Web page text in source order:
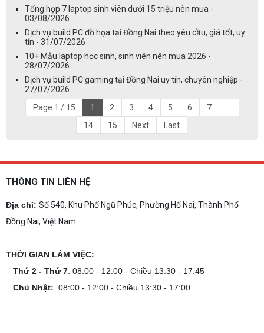
Tổng hợp 7 laptop sinh viên dưới 15 triệu nên mua -
03/08/2026
Dịch vụ build PC đồ họa tại Đồng Nai theo yêu cầu, giá tốt, uy
tín - 31/07/2026
10+ Mẫu laptop học sinh, sinh viên nên mua 2026 -
28/07/2026
Dịch vụ build PC gaming tại Đồng Nai uy tín, chuyên nghiệp -
27/07/2026
Page 1 / 15
1 2 3 4 5 6 7
14
15 Next Last
THÔNG TIN LIÊN HỆ
Địa chỉ: Số 540, Khu Phố Ngũ Phúc, Phường Hố Nai, Thành Phố
Đồng Nai, Việt Nam
THỜI GIAN LÀM VIỆC:
Thứ 2 - Thứ 7: 08:00 - 12:00 - Chiều 13:30 - 17:45
Chủ Nhật: 08:00 - 12:00 - Chiều 13:30 - 17:00